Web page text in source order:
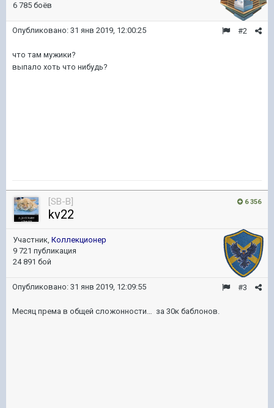
6 785 боёв
#2
Опубликовано: 31 янв 2019, 12:00:25
что там мужики?
выпало хоть что нибудь?
6 356
[SB-B]
kv22
Участник, Коллекционер
9 721 публикация
24 891 бой
#3
Опубликовано: 31 янв 2019, 12:09:55
Месяц према в общей сложонности… за 30к баблонов.